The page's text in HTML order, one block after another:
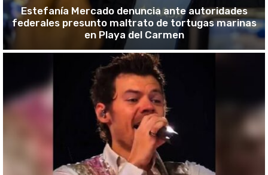
Estefanía Mercado denuncia ante autoridades
federales presunto maltrato de tortugas marinas
en Playa del Carmen